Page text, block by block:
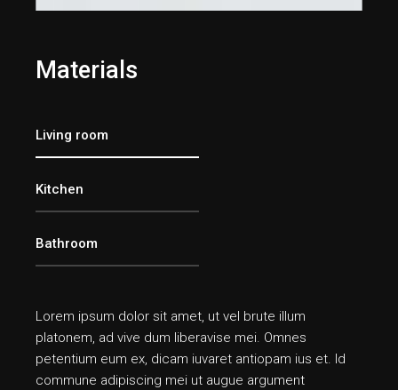
Materials
Living room
Kitchen
Bathroom
Lorem ipsum dolor sit amet, ut vel brute illum
platonem, ad vive dum liberavise mei. Omnes
petentium eum ex, dicam iuvaret antiopam ius et. Id
commune adipiscing mei ut augue argument